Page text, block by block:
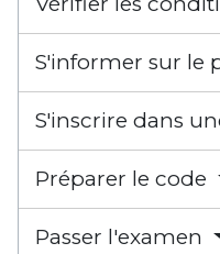
S'informer sur le
S'inscrire dans
Préparer le code
Passer l'examen